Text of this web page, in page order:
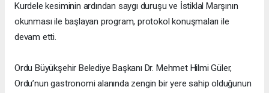
Kurdele kesiminin ardından saygı duruşu ve İstiklal Marşının
okunması ile başlayan program, protokol konuşmaları ile
devam etti.
Ordu Büyükşehir Belediye Başkanı Dr. Mehmet Hilmi Güler,
Ordu’nun gastronomi alanında zengin bir yere sahip olduğunun